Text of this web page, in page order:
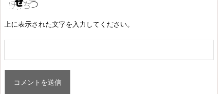
上に表示された文字を入力してください。